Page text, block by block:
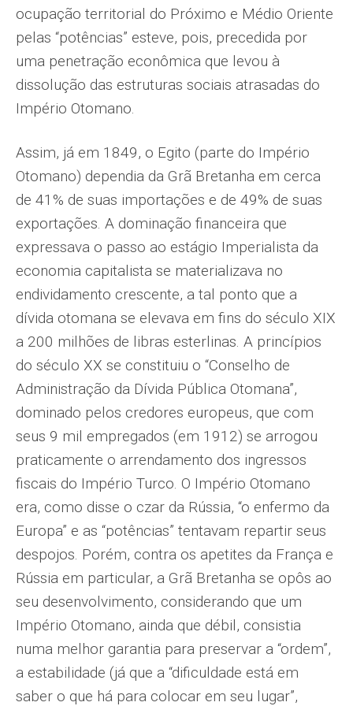
ocupação territorial do Próximo e Médio Oriente
pelas “potências” esteve, pois, precedida por
uma penetração econômica que levou à
dissolução das estruturas sociais atrasadas do
Império Otomano.
Assim, já em 1849, o Egito (parte do Império
Otomano) dependia da Grã Bretanha em cerca
de 41% de suas importações e de 49% de suas
exportações. A dominação financeira que
expressava o passo ao estágio Imperialista da
economia capitalista se materializava no
endividamento crescente, a tal ponto que a
dívida otomana se elevava em fins do século XIX
a 200 milhões de libras esterlinas. A princípios
do século XX se constituiu o “Conselho de
Administração da Dívida Pública Otomana”,
dominado pelos credores europeus, que com
seus 9 mil empregados (em 1912) se arrogou
praticamente o arrendamento dos ingressos
fiscais do Império Turco. O Império Otomano
era, como disse o czar da Rússia, “o enfermo da
Europa” e as “potências” tentavam repartir seus
despojos. Porém, contra os apetites da França e
Rússia em particular, a Grã Bretanha se opôs ao
seu desenvolvimento, considerando que um
Império Otomano, ainda que débil, consistia
numa melhor garantia para preservar a “ordem”,
a estabilidade (já que a “dificuldade está em
saber o que há para colocar em seu lugar”,